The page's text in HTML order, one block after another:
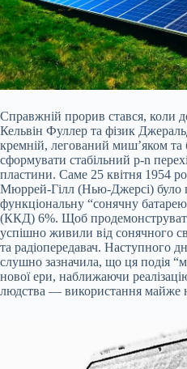
Справжній прорив стався, коли
Кельвін Фуллер та фізик
кремній, легований миш’яком та
сформувати стабільний p-n
пластини. Саме 25 квітня 1954
Мюррей-Гілл (Нью-Джерсі) було
функціональну “сонячну
(ККД) 6%. Щоб
успішно живили від сонячного
та радіопередавач. Наступного
слушно зазначила, що ця подія
нової ери, наближаючи
людства — використання майже